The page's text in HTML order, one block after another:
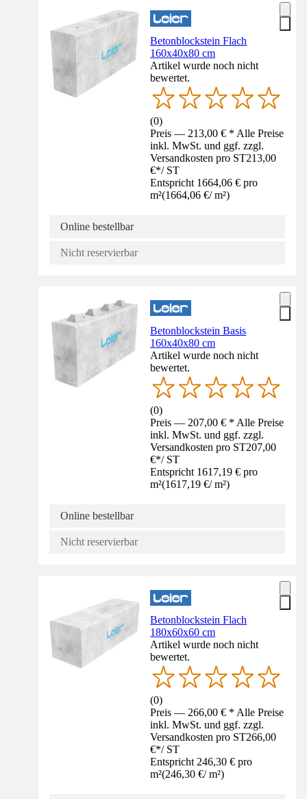
Betonblockstein Flach
160x40x80 cm
Artikel wurde noch nicht
bewertet.
(0)
Preis — 213,00 € * Alle Preise
inkl. MwSt. und ggf. zzgl.
Versandkosten pro ST213,00
€*/ ST
Entspricht 1664,06 € pro
m²(1664,06 €/ m²)
Online bestellbar
Nicht reservierbar
Betonblockstein Basis
160x40x80 cm
Artikel wurde noch nicht
bewertet.
(0)
Preis — 207,00 € * Alle Preise
inkl. MwSt. und ggf. zzgl.
Versandkosten pro ST207,00
€*/ ST
Entspricht 1617,19 € pro
m²(1617,19 €/ m²)
Online bestellbar
Nicht reservierbar
Betonblockstein Flach
180x60x60 cm
Artikel wurde noch nicht
bewertet.
(0)
Preis — 266,00 € * Alle Preise
inkl. MwSt. und ggf. zzgl.
Versandkosten pro ST266,00
€*/ ST
Entspricht 246,30 € pro
m²(246,30 €/ m²)